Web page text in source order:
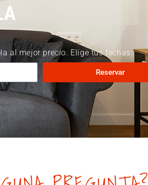
al mejor precio. Elige tus fechas:
Reservar